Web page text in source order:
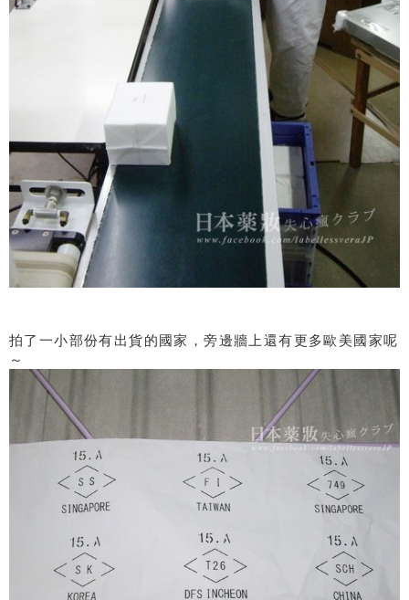
拍了一小部份有出貨的國家，旁邊牆上還有更多歐美國家呢
～